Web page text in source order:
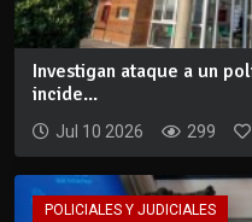
Investigan ataque a un
incide...
Jul 10 2026 299
POLICIALES Y JUDICIALES